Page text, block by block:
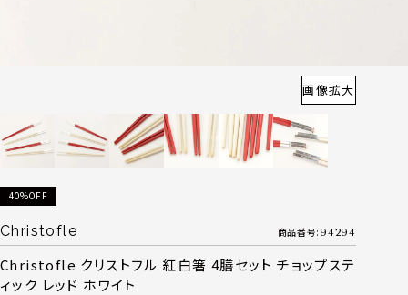
画像拡大
40%OFF
Christofle 商品番号 94294
Christofle クリストフル 紅白箸 4膳セット チョップステ
ィック レッド ホワイト